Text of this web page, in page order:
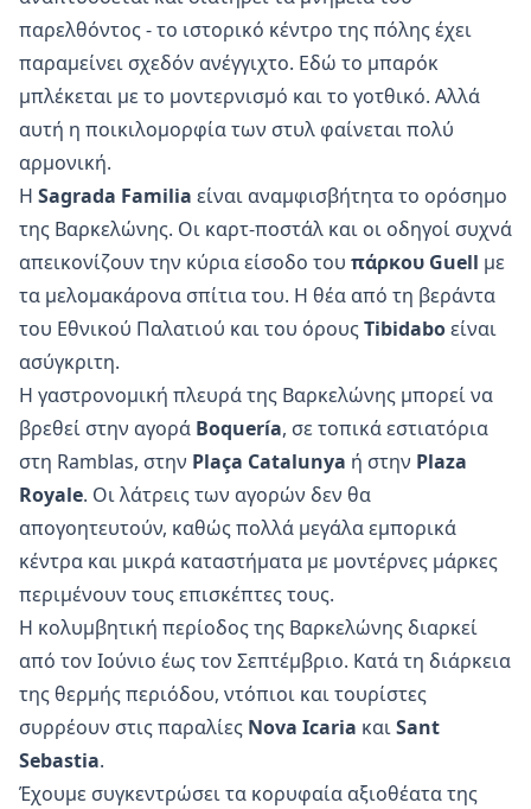
παρελθόντος - το ιστορικό κέντρο της πόλης έχει
παραμείνει σχεδόν ανέγγιχτο. Εδώ το μπαρόκ
μπλέκεται με το μοντερνισμό και το γοτθικό. Αλλά
αυτή η ποικιλομορφία των στυλ φαίνεται πολύ
αρμονική.
Η Sagrada Familia είναι αναμφισβήτητα το ορόσημο
της Βαρκελώνης. Οι καρτ-ποστάλ και οι οδηγοί συχνά
απεικονίζουν την κύρια είσοδο του πάρκου Guell με
τα μελομακάρονα σπίτια του. Η θέα από τη βεράντα
του Εθνικού Παλατιού και του όρουςTibidaboείναι
ασύγκριτη.
Η γαστρονομική πλευρά της Βαρκελώνης μπορεί να
βρεθεί στην αγορά Boquería, σε τοπικά εστιατόρια
στη Ramblas, στην Plaça Catalunya ή στην Plaza
Royale. Οι λάτρεις των αγορών δεν θα
απογοητευτούν, καθώς πολλά μεγάλα εμπορικά
κέντρα και μικρά καταστήματα με μοντέρνες μάρκες
περιμένουν τους επισκέπτες τους.
Η κολυμβητική περίοδος της Βαρκελώνης διαρκεί
από τον Ιούνιο έως τον Σεπτέμβριο. Κατά τη διάρκεια
της θερμής περιόδου, ντόπιοι και τουρίστες
συρρέουν στις παραλίες Nova Icaria καιSant
Sebastia.
Έχουμε συγκεντρώσει τα κορυφαία αξιοθέατα της